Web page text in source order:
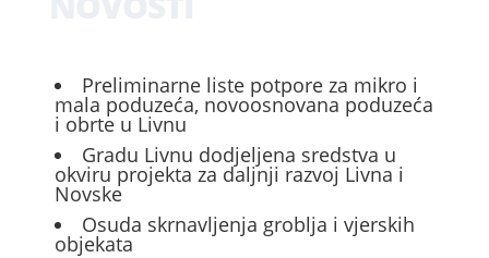
Preliminarne liste potpore za mikro i
mala poduzeća, novoosnovana poduzeća
i obrte u Livnu
Gradu Livnu dodjeljena sredstva u
okviru projekta za daljnji razvoj Livna i
Novske
Osuda skrnavljenja groblja i vjerskih
objekata